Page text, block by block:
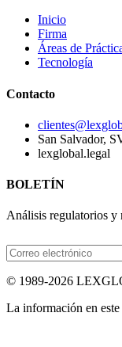
Inicio
Firma
Áreas de
Tecnología
Contacto
San Salvador,
lexglobal.legal
BOLETÍN
Análisis regulatorios y
© 1989-2026
La información en